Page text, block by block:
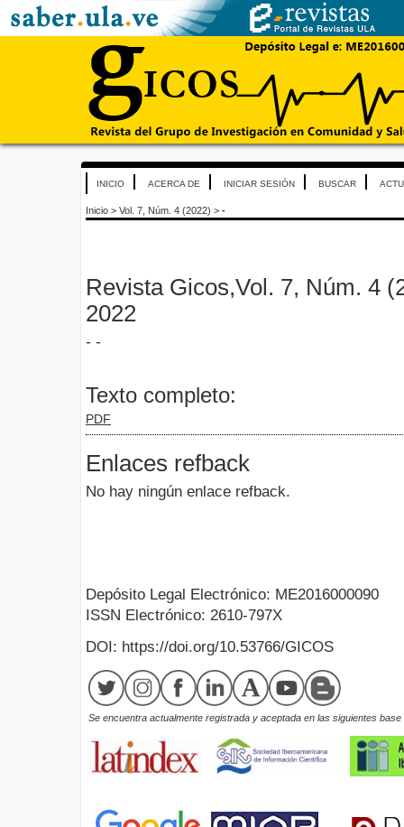
INICIO ACERCA DE INICIAR SESIÓN BUSCAR
Inicio > Vol. 7, Núm. 4 (2022) > -
Revista Gicos,Vol. 7, Núm. 4
2022
- -
Texto completo:
PDF
Enlaces refback
No hay ningún enlace refback.
Depósito Legal Electrónico: ME2016000090
ISSN Electrónico: 2610-797X
DOI: https://doi.org/10.53766/GICOS
Se encuentra actualmente registrada y aceptada en las siguientes